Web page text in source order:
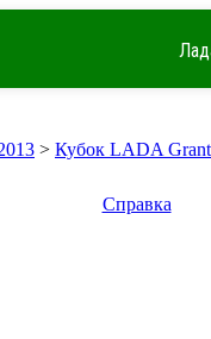
> Кубок LADA
Справка